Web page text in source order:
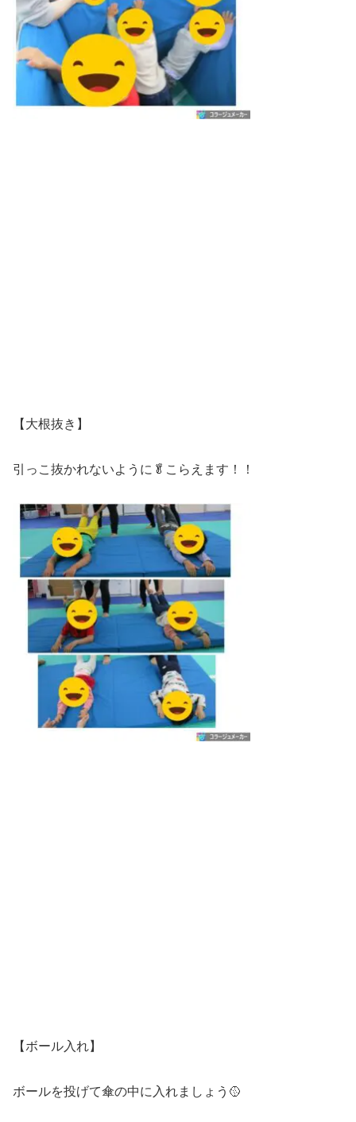
【大根抜き】
引っこ抜かれないように🥬こらえます！！
【ボール入れ】
ボールを投げて傘の中に入れましょう🥎